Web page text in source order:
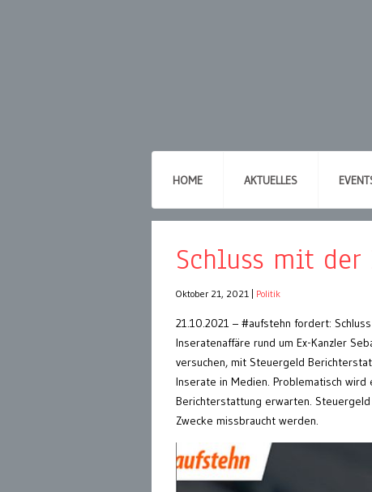
HOME AKTUELLES
Schluss mit
Oktober 21, 2021 Politik
21.10.2021 – #aufstehn fordert:
Inseratenaffäre rund um Ex-Kanzler
versuchen, mit Steuergeld
Inserate in Medien. Problematisch
Berichterstattung erwarten.
Zwecke missbraucht werden.